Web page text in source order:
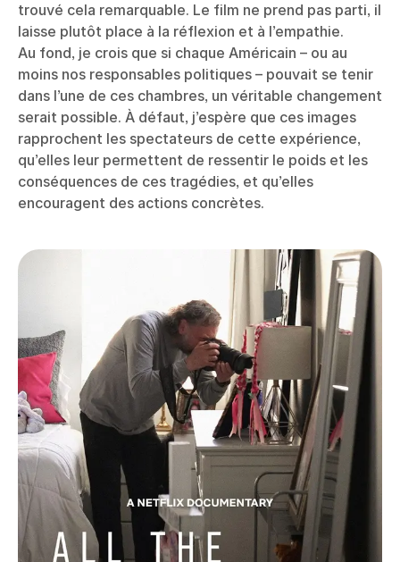
trouvé cela remarquable. Le film ne prend pas parti, il
laisse plutôt place à la réflexion et à l’empathie.
Au fond, je crois que si chaque Américain – ou au
moins nos responsables politiques – pouvait se tenir
dans l’une de ces chambres, un véritable changement
serait possible. À défaut, j’espère que ces images
rapprochent les spectateurs de cette expérience,
qu’elles leur permettent de ressentir le poids et les
conséquences de ces tragédies, et qu’elles
encouragent des actions concrètes.